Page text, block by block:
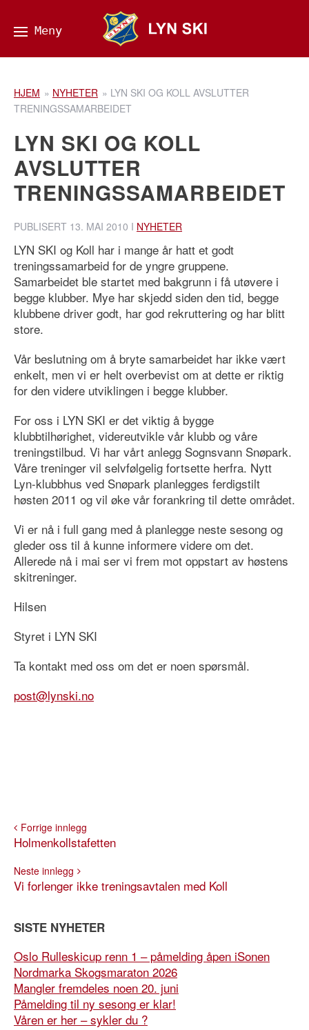
HJEM » NYHETER » LYN SKI OG KOLL AVSLUTTER
TRENINGSSAMARBEIDET
LYN SKI OG KOLL
AVSLUTTER
TRENINGSSAMARBEIDET
PUBLISERT 13. MAI 2010 I NYHETER
LYN SKI og Koll har i mange år hatt et godt
treningssamarbeid for de yngre gruppene.
Samarbeidet ble startet med bakgrunn i få utøvere i
begge klubber. Mye har skjedd siden den tid, begge
klubbene driver godt, har god rekruttering og har blitt
store.
Vår beslutning om å bryte samarbeidet har ikke vært
enkelt, men vi er helt overbevist om at dette er riktig
for den videre utviklingen i begge klubber.
For oss i LYN SKI er det viktig å bygge
klubbtilhørighet, videreutvikle vår klubb og våre
treningstilbud. Vi har vårt anlegg Sognsvann Snøpark.
Våre treninger vil selvfølgelig fortsette herfra. Nytt
Lyn-klubbhus ved Snøpark planlegges ferdigstilt
høsten 2011 og vil øke vår forankring til dette området.
Vi er nå i full gang med å planlegge neste sesong og
gleder oss til å kunne informere videre om det.
Allerede nå i mai ser vi frem mot oppstart av høstens
skitreninger.
Hilsen
Styret i LYN SKI
Ta kontakt med oss om det er noen spørsmål.
post@lynski.no
Forrige innlegg
Holmenkollstafetten
Neste innlegg
Vi forlenger ikke treningsavtalen med Koll
SISTE NYHETER
Oslo Rulleskicup renn 1 – påmelding åpen iSonen
Nordmarka Skogsmaraton 2026
Mangler fremdeles noen 20. juni
Påmelding til ny sesong er klar!
Våren er her – sykler du ?